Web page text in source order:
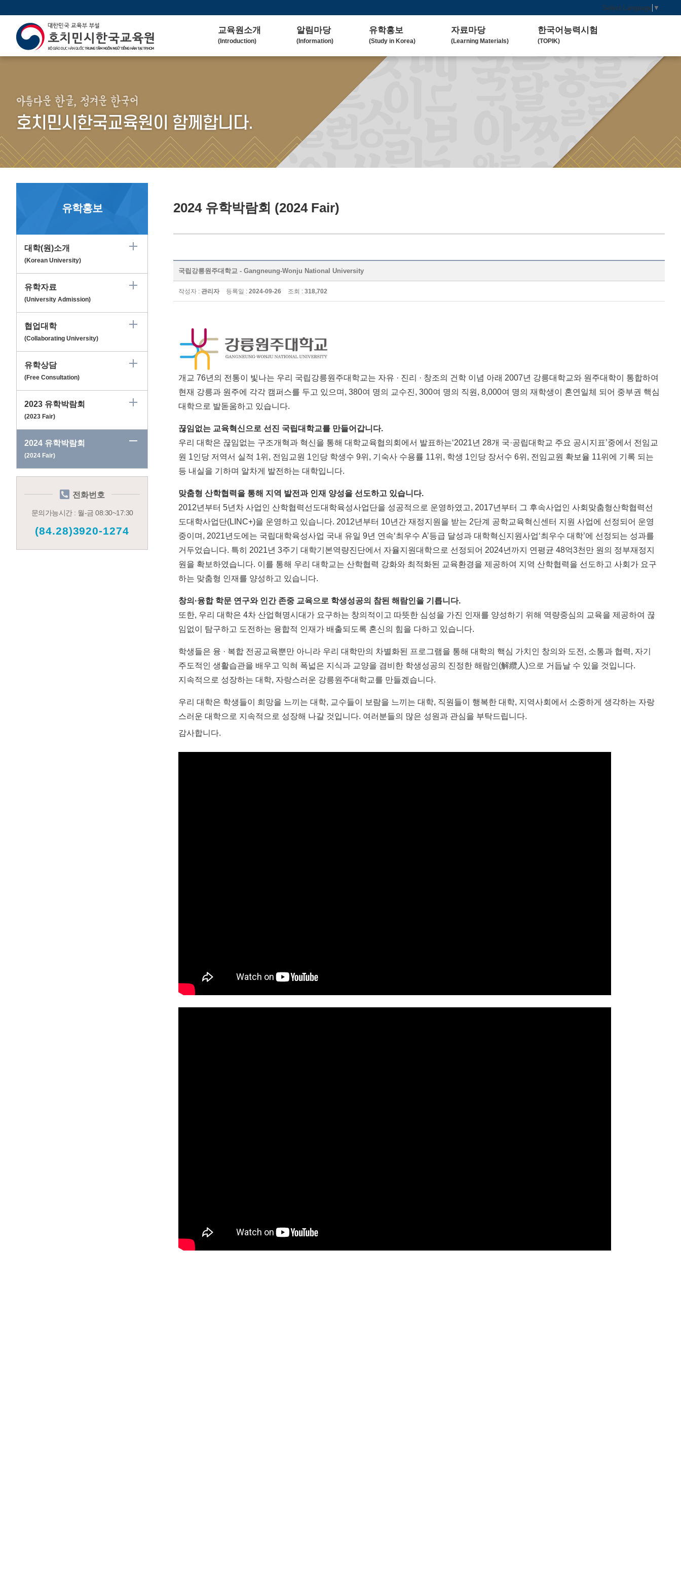
Select Language ▼
교육원소개
(Introduction)
(Main Duty)
(Korean Education)
연락처/위치
(Contact / Address)
알림마당
(Information)
언론보도
(Media Coverage)
유학홍보
(Study in Korea)
대학(원)소개
(Korean University)
(2023 Fair)
자료마당
(Learning Materials)
한국 교육 자료
한국어능력시험
(TOPIK)
토픽(TOPIK) 안내
아름다운 한글, 정겨운 한국어
호치민시한국교육원이 함께합니다.
유학홍보
대학(원)소개
(Korean University)
유학자료
(University Admission)
협업대학
(Collaborating University)
유학상담
(Free Consultation)
2023 유학박람회
(2023 Fair)
2024 유학박람회
(2024 Fair)
전화번호
문의가능시간 : 월-금 08:30~17:30
(84.28)3920-1274
2024 유학박람회 (2024 Fair)
국립강릉원주대학교 - Gangneung-Wonju National University
작성자 : 관리자 등록일 : 2024-09-26 조회 : 318,702
개교 76년의 전통이 빛나는 우리 국립강릉원주대학교는 자유 · 진리 · 창조의 건학 이념 아래 2007년 강릉대학교와 원주대학이 통합하여
현재 강릉과 원주에 각각 캠퍼스를 두고 있으며 , 380여 명의 교수진, 300여 명의 직원 , 8,000여 명의 재학생이 혼연일체 되어 중부권 핵심
대학으로 발돋움하고 있습니다.
끊임없는 교육혁신으로 선진 국립대학교를 만들어갑니다.
우리 대학은 끊임없는 구조개혁과 혁신을 통해 대학교육협의회에서 발표하는‘2021년 28개 국·공립대학교 주요 공시지표’중에서 전임교
원 1인당 저역서 실적 1위 , 전임교원 1인당 학생수 9위 , 기숙사 수용률 11위 , 학생 1인당 장서수 6위 , 전임교원 확보율 11위에 기록 되는
등 내실을 기하며 알차게 발전하는 대학입니다.
맞춤형 산학협력을 통해 지역 발전과 인재 양성을 선도하고 있습니다.
2012년부터 5년차 사업인 산학협력선도대학육성사업단을 성공적으로 운영하였고, 2017년부터 그 후속사업인 사회맞춤형산학협력선
도대학사업단(LINC+)을 운영하고 있습니다. 2012년부터 10년간 재정지원을 받는 2단계 공학교육혁신센터 지원 사업에 선정되어 운영
중이며 , 2021년도에는 국립대학육성사업 국내 유일 9년 연속‘최우수 A’등급 달성과 대학혁신지원사업‘최우수 대학’에 선정되는 성과를
거두었습니다. 특히 2021년 3주기 대학기본역량진단에서 자율지원대학으로 선정되어 2024년까지 연평균 48억3천만 원의 정부재정지
원을 확보하였습니다. 이를 통해 우리 대학교는 산학협력 강화와 최적화된 교육환경을 제공하여 지역 산학협력을 선도하고 사회가 요구
하는 맞춤형 인재를 양성하고 있습니다.
창의 ·융합 학문 연구와 인간 존중 교육으로 학생성공의 참된 해람인을 기릅니다.
또한, 우리 대학은 4차 산업혁명시대가 요구하는 창의적이고 따뜻한 심성을 가진 인재를 양성하기 위해 역량중심의 교육을 제공하여 끊
임없이 탐구하고 도전하는 융합적 인재가 배출되도록 혼신의 힘을 다하고 있습니다.
학생들은 융 · 복합 전공교육뿐만 아니라 우리 대학만의 차별화된 프로그램을 통해 대학의 핵심 가치인 창의와 도전 , 소통과 협력, 자기
주도적인 생활습관을 배우고 익혀 폭넓은 지식과 교양을 겸비한 학생성공의 진정한 해람인(解纜人 )으로 거듭날 수 있을 것입니다.
지속적으로 성장하는 대학, 자랑스러운 강릉원주대학교를 만들겠습니다.
우리 대학은 학생들이 희망을 느끼는 대학, 교수들이 보람을 느끼는 대학, 직원들이 행복한 대학, 지역사회에서 소중하게 생각하는 자랑
스러운 대학으로 지속적으로 성장해 나갈 것입니다. 여러분들의 많은 성원과 관심을 부탁드립니다.
감사합니다.